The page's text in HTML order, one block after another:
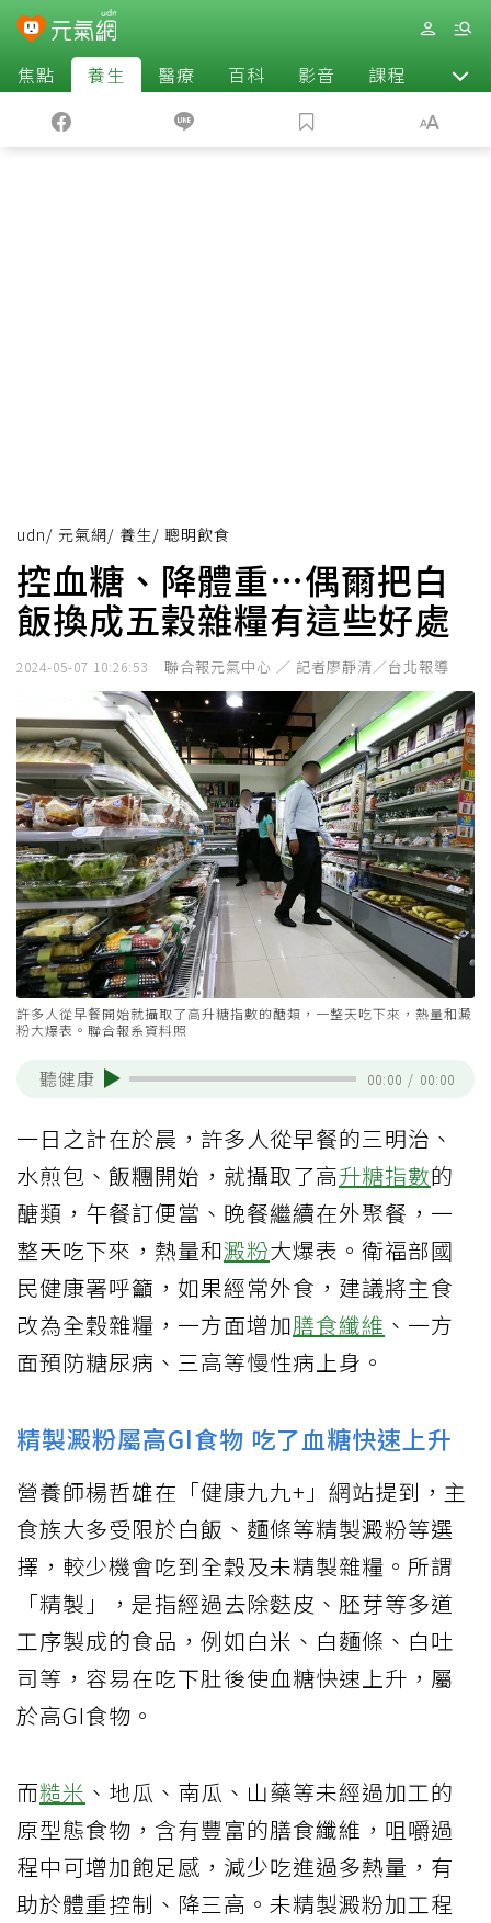
焦點 養生 醫療 百科 影音 課程 退休
udn/ 元氣網/ 養生/ 聰明飲食
控血糖、降體重…偶爾把白
飯換成五穀雜糧有這些好處
2024-05-07 10:26:53 聯合報元氣中心 ／ 記者廖靜清／台北報導
許多人從早餐開始就攝取了高升糖指數的醣類，一整天吃下來，熱量和澱
粉大爆表。聯合報系資料照
聽健康 00:00 / 00:00
一日之計在於晨，許多人從早餐的三明治、
水煎包、飯糰開始，就攝取了高升糖指數的
醣類，午餐訂便當、晚餐繼續在外聚餐，一
整天吃下來，熱量和澱粉大爆表。衛福部國
民健康署呼籲，如果經常外食，建議將主食
改為全穀雜糧，一方面增加膳食纖維 、一方
面預防糖尿病、三高等慢性病上身。
精製澱粉屬高GI食物 吃了血糖快速上升
營養師楊哲雄在「健康九九+」網站提到，主
食族大多受限於白飯、麵條等精製澱粉等選
擇，較少機會吃到全穀及未精製雜糧。所謂
「精製」，是指經過去除麩皮、胚芽等多道
工序製成的食品，例如白米、白麵條、白吐
司等，容易在吃下肚後使血糖快速上升，屬
於高GI食物。
而糙米 、地瓜、南瓜、山藥等未經過加工的
原型態食物，含有豐富的膳食纖維，咀嚼過
程中可增加飽足感，減少吃進過多熱量，有
助於體重控制、降三高。未精製澱粉加工程